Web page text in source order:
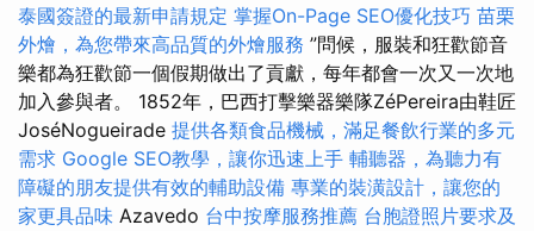
泰國簽證的最新申請規定 掌握On-Page SEO優化技巧 苗栗
外燴，為您帶來高品質的外燴服務 ”問候，服裝和狂歡節音
樂都為狂歡節一個假期做出了貢獻，每年都會一次又一次地
加入參與者。 1852年，巴西打擊樂器樂隊ZéPereira由鞋匠
JoséNogueirade 提供各類食品機械，滿足餐飲行業的多元
需求 Google SEO教學，讓你迅速上手 輔聽器，為聽力有
障礙的朋友提供有效的輔助設備 專業的裝潢設計，讓您的
家更具品味 Azavedo 台中按摩服務推薦 台胞證照片要求及